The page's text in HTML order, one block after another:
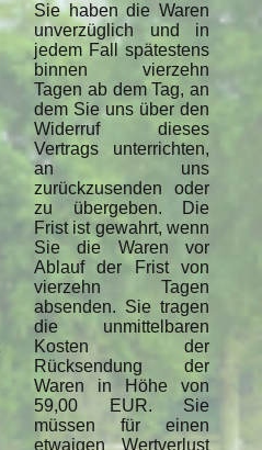
Sie haben die Waren
unverzüglich und in
jedem Fall spätestens
binnen vierzehn
Tagen ab dem Tag, an
dem Sie uns über den
Widerruf dieses
Vertrags unterrichten,
an uns
zurückzusenden oder
zu übergeben. Die
Frist ist gewahrt, wenn
Sie die Waren vor
Ablauf der Frist von
vierzehn Tagen
absenden. Sie tragen
die unmittelbaren
Kosten der
Rücksendung der
Waren in Höhe von
59,00 EUR. Sie
müssen für einen
etwaigen Wertverlust